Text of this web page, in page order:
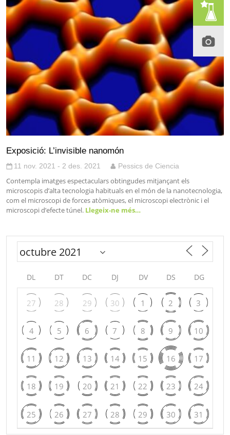
Exposició: L’invisible nanomón
11 nov. 2021 - 2 des. 2021 Pessics de Ciencia
Contempla imatges espectaculars obtingudes mitjançant els
microscopis d’alta tecnologia habituals en el món de la nanotecnologia,
com el microscopi de forces atòmiques, el microscopi electrònic i el
microscopi d’efecte túnel. Llegeix-ne més…
DL DT DC DJ DV DS DG
27 28 29 30 1 2 3
4 5 6 7 8 9 10
11 12 13 14 15 16 17
18 19 20 21 22 23 24
25 26 27 28 29 30 31